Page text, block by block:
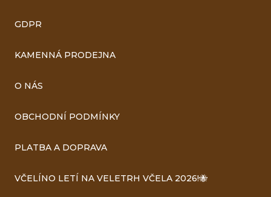
GDPR
KAMENNÁ PRODEJNA
O NÁS
OBCHODNÍ PODMÍNKY
PLATBA A DOPRAVA
VČELÍNO LETÍ NA VELETRH VČELA 2026!🐝